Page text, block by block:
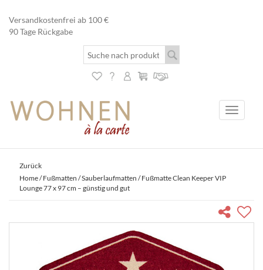
Versandkostenfrei ab 100 €
90 Tage Rückgabe
Toggle
Zurück
Home/Fußmatten /Sauberlaufmatten / Fußmatte Clean Keeper VIP
Lounge 77 x 97 cm – günstig und gut